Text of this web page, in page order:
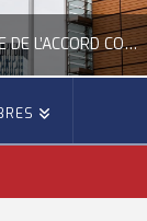
APPROBATION PAR LE PE DE L’ACCORD COMMERCIAL ENTRE L’UE ET LE MEXIQUE
EUROPÉENNE